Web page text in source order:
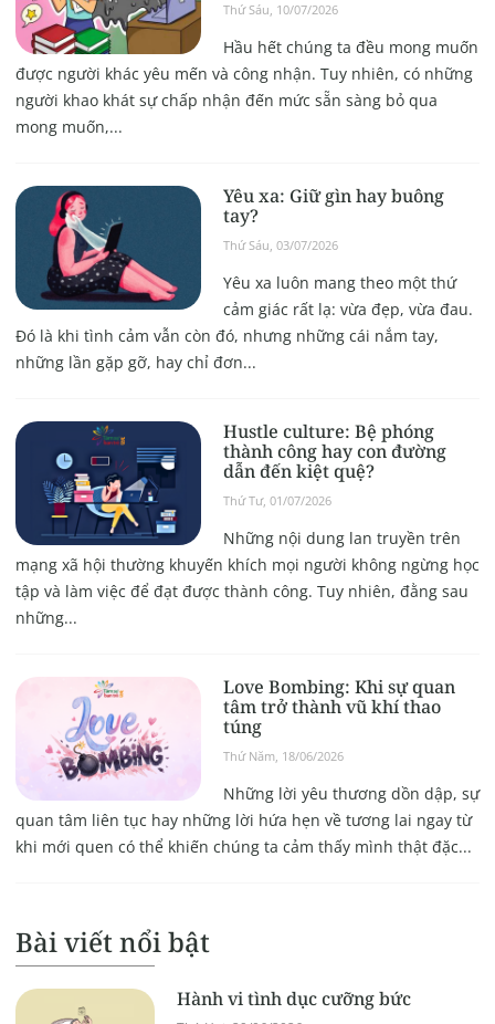
Thứ Sáu, 10/07/2026
Hầu hết chúng ta đều mong muốn
được người khác yêu mến và công nhận. Tuy nhiên, có những
người khao khát sự chấp nhận đến mức sẵn sàng bỏ qua
mong muốn,...
Yêu xa: Giữ gìn hay buông
tay?
Thứ Sáu, 03/07/2026
Yêu xa luôn mang theo một thứ
cảm giác rất lạ: vừa đẹp, vừa đau.
Đó là khi tình cảm vẫn còn đó, nhưng những cái nắm tay,
những lần gặp gỡ, hay chỉ đơn...
Hustle culture: Bệ phóng
thành công hay con đường
dẫn đến kiệt quệ?
Thứ Tư, 01/07/2026
Những nội dung lan truyền trên
mạng xã hội thường khuyến khích mọi người không ngừng học
tập và làm việc để đạt được thành công. Tuy nhiên, đằng sau
những...
Love Bombing: Khi sự quan
tâm trở thành vũ khí thao
túng
Thứ Năm, 18/06/2026
Những lời yêu thương dồn dập, sự
quan tâm liên tục hay những lời hứa hẹn về tương lai ngay từ
khi mới quen có thể khiến chúng ta cảm thấy mình thật đặc...
Bài viết nổi bật
Hành vi tình dục cưỡng bức